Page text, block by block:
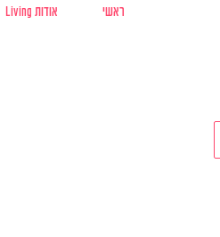
ראשי אודות Living